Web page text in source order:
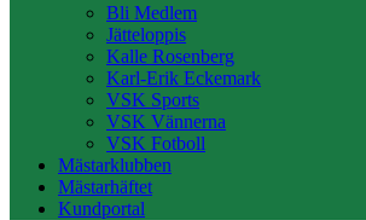
Bli Medlem
Jätteloppis
Kalle Rosenberg
Karl-Erik Eckemark
VSK Sports
VSK Vännerna
VSK Fotboll
Mästarklubben
Mästarhäftet
Kundportal